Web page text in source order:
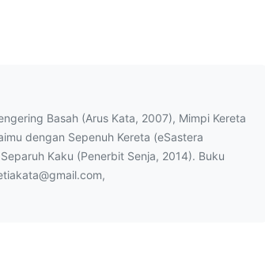
Basah (Arus Kata, 2007), Mimpi Kereta
dengan Sepenuh Kereta (eSastera
Kaku (Penerbit Senja, 2014). Buku